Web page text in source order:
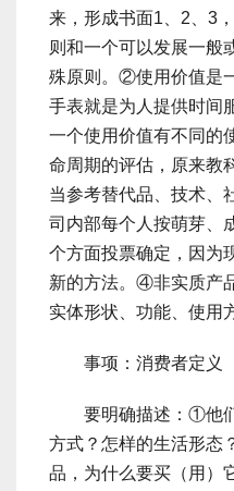
来，形成书面1、2、3
则和一个可以发展一般
殊原则。②使用价值是
手表就是为人提供时间
一个使用价值有不同的
命周期的评估，原来教
当参考替代品、技术、
司内部每个人按萌芽、
个方面投票确定，因为
新的方法。④非实质产
实体形状、功能、使用
事项：消费者定义
要明确描述：①他们
方式？怎样的生活形态
品，为什么要买（用）